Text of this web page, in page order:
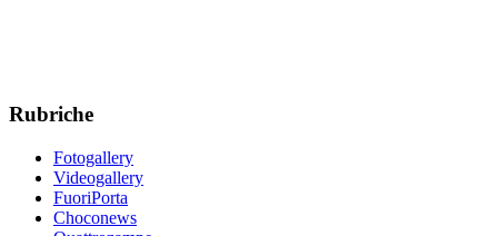
Rubriche
Fotogallery
Videogallery
FuoriPorta
Choconews